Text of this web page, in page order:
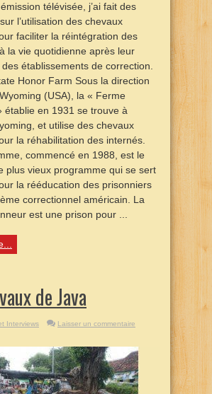
télévisée, j’ai fait des
l’utilisation des chevaux
faciliter la réintégration des
la vie quotidienne après leur
établissements de correction.
Honor Farm Sous la direction
(USA), la « Ferme
établie en 1931 se trouve à
et utilise des chevaux
la réhabilitation des internés.
commencé en 1988, est le
plus vieux programme qui se sert
la rééducation des prisonniers
correctionnel américain. La
est une prison pour ...
de Java
Interviews
Laisser un commentaire